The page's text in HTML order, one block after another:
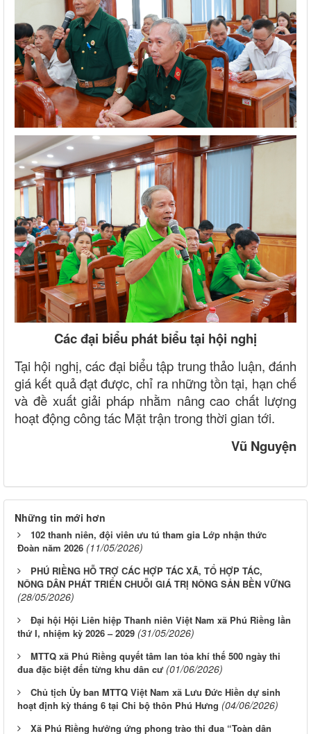
Các đại biểu phát biểu tại hội nghị
Tại hội nghị, các đại biểu tập trung thảo luận, đánh
giá kết quả đạt được, chỉ ra những tồn tại, hạn chế
và đề xuất giải pháp nhằm nâng cao chất lượng
hoạt động công tác Mặt trận trong thời gian tới.
Vũ Nguyện
Những tin mới hơn
102 thanh niên, đội viên ưu tú tham gia Lớp nhận thức
Đoàn năm 2026 (11/05/2026)
PHÚ RIỀNG HỖ TRỢ CÁC HỢP TÁC XÃ, TỔ HỢP TÁC,
NÔNG DÂN PHÁT TRIỂN CHUỖI GIÁ TRỊ NÔNG SẢN BỀN VỮNG
(28/05/2026)
Đại hội Hội Liên hiệp Thanh niên Việt Nam xã Phú Riềng lần
thứ I, nhiệm kỳ 2026 – 2029 (31/05/2026)
MTTQ xã Phú Riềng quyết tâm lan tỏa khí thế 500 ngày thi
đua đặc biệt đến từng khu dân cư (01/06/2026)
Chủ tịch Ủy ban MTTQ Việt Nam xã Lưu Đức Hiền dự sinh
hoạt định kỳ tháng 6 tại Chi bộ thôn Phú Hưng (04/06/2026)
Xã Phú Riềng hưởng ứng phong trào thi đua “Toàn dân